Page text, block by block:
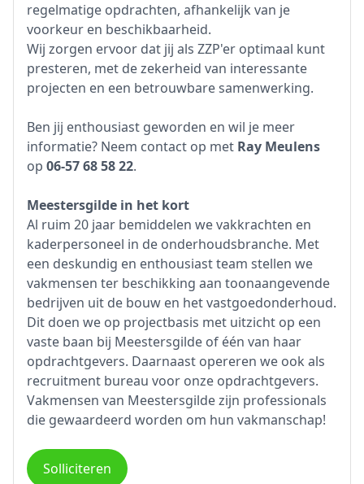
regelmatige opdrachten, afhankelijk van je
voorkeur en beschikbaarheid.
Wij zorgen ervoor dat jij als ZZP'er optimaal kunt
presteren, met de zekerheid van interessante
projecten en een betrouwbare samenwerking.
Ben jij enthousiast geworden en wil je meer
informatie? Neem contact op met Ray Meulens
op 06-57 68 58 22.
Meestersgilde in het kort
Al ruim 20 jaar bemiddelen we vakkrachten en
kaderpersoneel in de onderhoudsbranche. Met
een deskundig en enthousiast team stellen we
vakmensen ter beschikking aan toonaangevende
bedrijven uit de bouw en het vastgoedonderhoud.
Dit doen we op projectbasis met uitzicht op een
vaste baan bij Meestersgilde of één van haar
opdrachtgevers. Daarnaast opereren we ook als
recruitment bureau voor onze opdrachtgevers.
Vakmensen van Meestersgilde zijn professionals
die gewaardeerd worden om hun vakmanschap!
Solliciteren